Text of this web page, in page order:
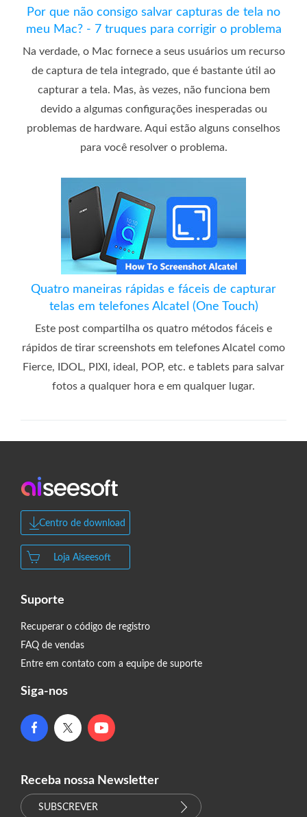
Por que não consigo salvar capturas de tela no
meu Mac? - 7 truques para corrigir o problema
Na verdade, o Mac fornece a seus usuários um recurso
de captura de tela integrado, que é bastante útil ao
capturar a tela. Mas, às vezes, não funciona bem
devido a algumas configurações inesperadas ou
problemas de hardware. Aqui estão alguns conselhos
para você resolver o problema.
Quatro maneiras rápidas e fáceis de capturar
telas em telefones Alcatel (One Touch)
Este post compartilha os quatro métodos fáceis e
rápidos de tirar screenshots em telefones Alcatel como
Fierce, IDOL, PIXI, ideal, POP, etc. e tablets para salvar
fotos a qualquer hora e em qualquer lugar.
Centro de download
Loja Aiseesoft
Suporte
Recuperar o código de registro
FAQ de vendas
Entre em contato com a equipe de suporte
Siga-nos
Receba nossa Newsletter
SUBSCREVER